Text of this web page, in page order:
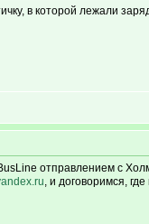
в которой лежали
отправлением с
, и договоримся,